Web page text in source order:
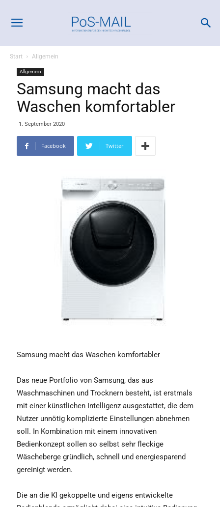
Start Allgemein
Allgemein
Samsung macht das
Waschen komfortabler
1. September 2020
Facebook Twitter
Samsung macht das Waschen komfortabler
Das neue Portfolio von Samsung, das aus
Waschmaschinen und Trocknern besteht, ist erstmals
mit einer künstlichen Intelligenz ausgestattet, die dem
Nutzer unnötig komplizierte Einstellungen abnehmen
soll. In Kombination mit einem innovativen
Bedienkonzept sollen so selbst sehr fleckige
Wäscheberge gründlich, schnell und energiesparend
gereinigt werden.
Die an die KI gekoppelte und eigens entwickelte